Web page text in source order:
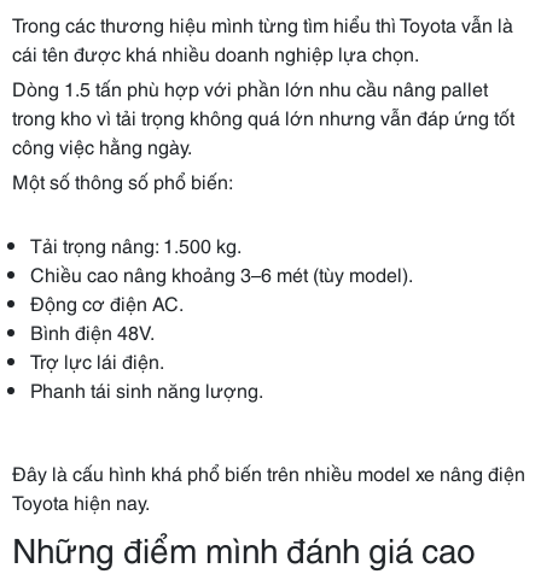
Trong các thương hiệu mình từng tìm hiểu thì Toyota vẫn là
cái tên được khá nhiều doanh nghiệp lựa chọn.
Dòng 1.5 tấn phù hợp với phần lớn nhu cầu nâng pallet
trong kho vì tải trọng không quá lớn nhưng vẫn đáp ứng tốt
công việc hằng ngày.
Một số thông số phổ biến:
Tải trọng nâng: 1.500 kg.
Chiều cao nâng khoảng 3–6 mét (tùy model).
Động cơ điện AC.
Bình điện 48V.
Trợ lực lái điện.
Phanh tái sinh năng lượng.
Đây là cấu hình khá phổ biến trên nhiều model xe nâng điện
Toyota hiện nay.
Những điểm mình đánh giá cao